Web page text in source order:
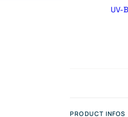
UV-
PRODUCT INFOS